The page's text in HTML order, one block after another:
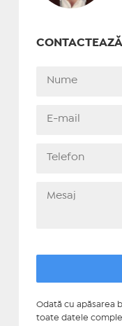
Odată cu apăsarea
toate datele